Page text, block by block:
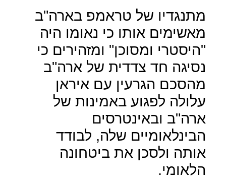
מתנגדיו של טראמפ בארה"ב
מאשימים אותו כי נאומו היה
"היסטרי ומסוכן" ומזהירים כי
נסיגה חד צדדית של ארה"ב
מהסכם הגרעין עם איראן
עלולה לפגוע באמינות של
ארה"ב ובאינטרסים
הבינלאומיים שלה, לבודד
אותה ולסכן את ביטחונה
הלאומי.